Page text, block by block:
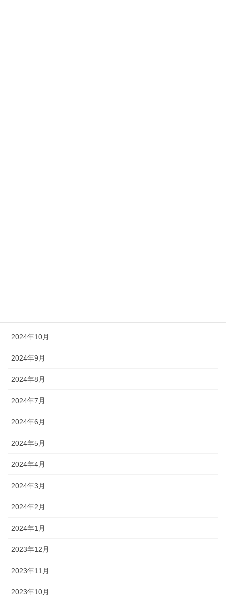
2024年10月
2024年9月
2024年8月
2024年7月
2024年6月
2024年5月
2024年4月
2024年3月
2024年2月
2024年1月
2023年12月
2023年11月
2023年10月